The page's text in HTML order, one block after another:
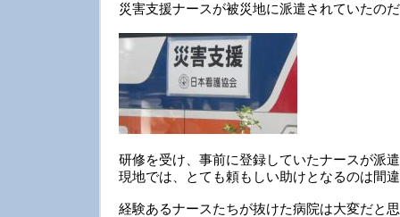
災害支援ナースが被災地に派遣されていたの
研修を受け、事前に登録していたナースが派
現地では、とても頼もしい助けとなるのは間
経験あるナースたちが抜けた病院は大変だと